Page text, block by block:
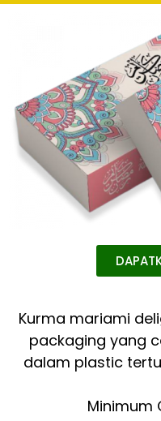
Kurma mariami
packaging yang
dalam plastic
Minimum